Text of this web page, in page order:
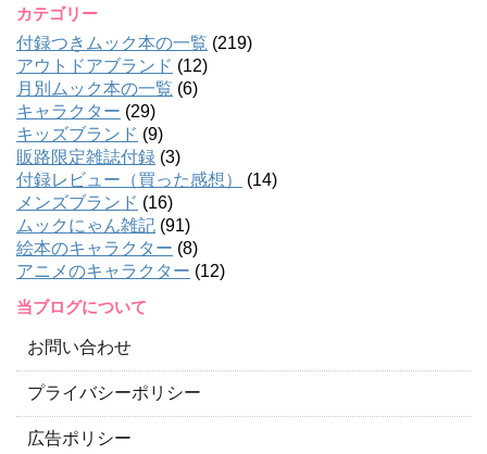
カ
イ
ブ
カテゴリー
付録つきムック本の一覧 (219)
アウトドアブランド (12)
月別ムック本の一覧 (6)
キャラクター (29)
キッズブランド (9)
販路限定雑誌付録 (3)
付録レビュー（買った感想）
(14)
メンズブランド (16)
ムックにゃん雑記 (91)
絵本のキャラクター (8)
アニメのキャラクター (12)
当ブログについて
お問い合わせ
プライバシーポリシー
広告ポリシー